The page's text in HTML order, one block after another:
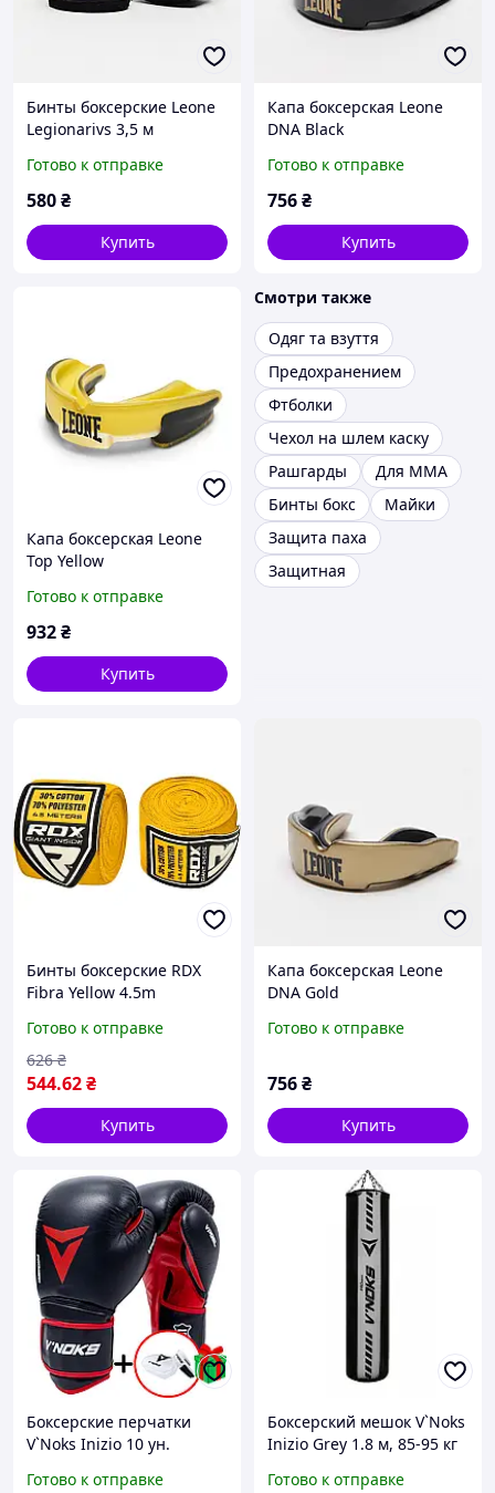
Бинты боксерские Leone
Legionarivs 3,5 м
Готово к отправке
580₴
Купить
Капа боксерская Leone
DNA Black
Готово к отправке
756₴
Купить
Капа боксерская Leone
Top Yellow
Готово к отправке
932₴
Купить
Смотри также
Одяг та взуття
Предохранением
Фтболки
Чехол на шлем каску
Рашгарды
Для ММА
Бинты бокс
Майки
Защита паха
Защитная
Бинты боксерские RDX
Fibra Yellow 4.5m
Готово к отправке
544.62₴
626 ₴
Купить
Капа боксерская Leone
DNA Gold
Готово к отправке
756₴
Купить
Боксерские перчатки
V`Noks Inizio 10 ун.
Готово к отправке
Боксерский мешок V`Noks
Inizio Grey 1.8 м, 85-95 кг
Готово к отправке